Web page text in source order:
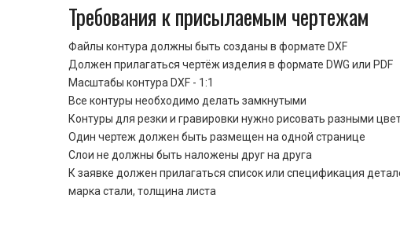
Требования к присылаемым чертежам
Файлы контура должны быть созданы в формате DXF
Должен прилагаться чертёж изделия в формате DWG или PDF
Масштабы контура DXF - 1:1
Все контуры необходимо делать замкнутыми
Контуры для резки и гравировки нужно рисовать разными
Один чертеж должен быть размещен на одной странице
Cлои не должны быть наложены друг на друга
К заявке должен прилагаться список или спецификация
марка стали, толщина листа